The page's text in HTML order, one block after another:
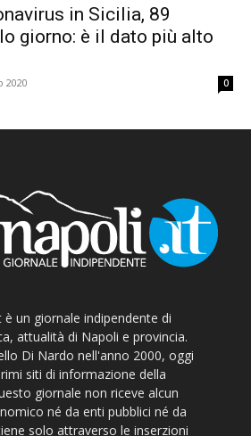
in Sicilia, 89
giorno: è il dato più alto
2020 0
è un giornale indipendente di
attualità di Napoli e provincia.
Di Nardo nell'anno 2000, oggi
siti di informazione della
giornale non riceve alcun
né da enti pubblici né da
solo attraverso le inserzioni